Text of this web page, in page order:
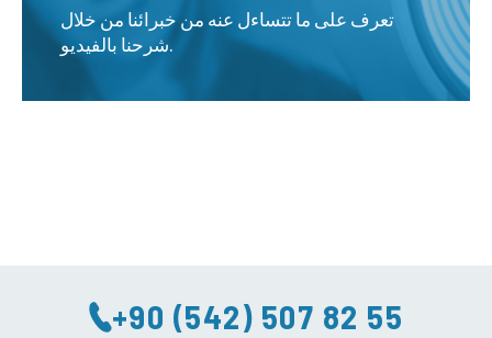
تعرف على ما تتساءل عنه من خبرائنا من خلال
شرحنا بالفيديو.
+90 (542) 507 82 55